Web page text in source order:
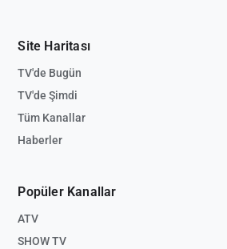
Site Haritası
TV'de Bugün
TV'de Şimdi
Tüm Kanallar
Haberler
Popüler Kanallar
ATV
SHOW TV